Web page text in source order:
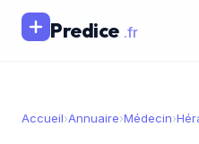
Predice .fr
Accueil›Annuaire›Médecin›